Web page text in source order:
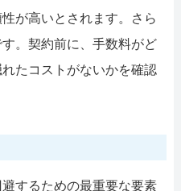
が高いとされます。さら
。契約前に、手数料がど
たコストがないかを確認
するための最重要な要素